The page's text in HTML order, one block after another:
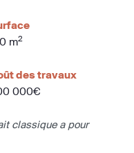
m2
des travaux
000€
classique a pour